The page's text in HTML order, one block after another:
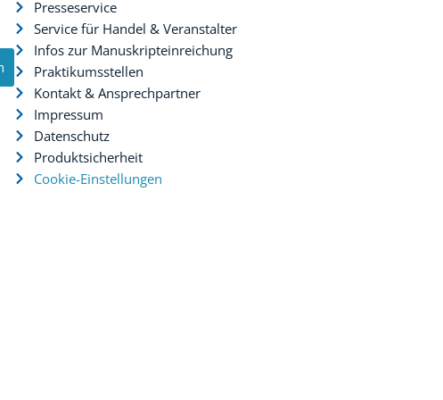
Presseservice
Service für Handel & Veranstalter
Infos zur Manuskripteinreichung
Praktikumsstellen
Kontakt & Ansprechpartner
Impressum
Datenschutz
Produktsicherheit
Cookie-Einstellungen